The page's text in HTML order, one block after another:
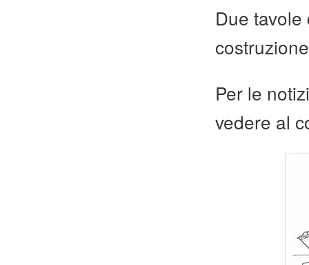
Due
Per le
vedere al